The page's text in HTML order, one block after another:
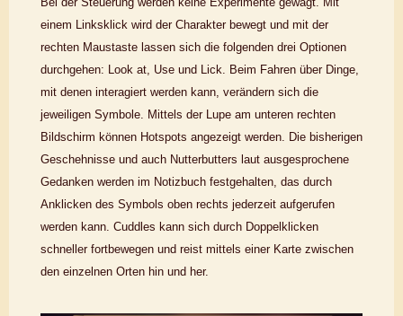
einem Linksklick wird der Charakter bewegt und mit der
rechten Maustaste lassen sich die folgenden drei Optionen
durchgehen: Look at, Use und Lick. Beim Fahren über Dinge,
mit denen interagiert werden kann, verändern sich die
jeweiligen Symbole. Mittels der Lupe am unteren rechten
Bildschirm können Hotspots angezeigt werden. Die bisherigen
Geschehnisse und auch Nutterbutters laut ausgesprochene
Gedanken werden im Notizbuch festgehalten, das durch
Anklicken des Symbols oben rechts jederzeit aufgerufen
werden kann. Cuddles kann sich durch Doppelklicken
schneller fortbewegen und reist mittels einer Karte zwischen
den einzelnen Orten hin und her.